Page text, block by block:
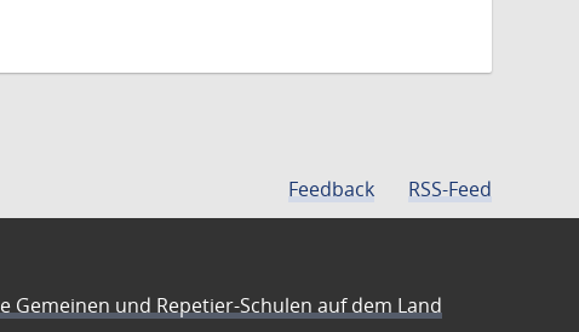
Feedback RSS-Feed
und Repetier-Schulen auf dem Land